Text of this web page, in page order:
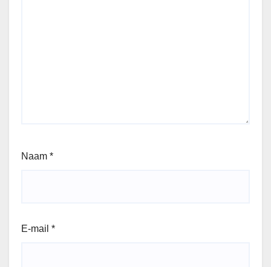
Naam *
E-mail *